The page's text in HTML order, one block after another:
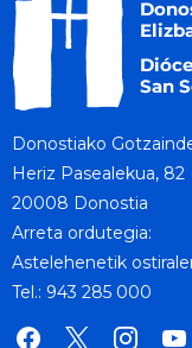
Donostiako
Heriz Pasealekua, 82
20008 Donostia
Arreta ordutegia:
Astelehenetik
Tel.: 943 285 000
facebook
x instagram